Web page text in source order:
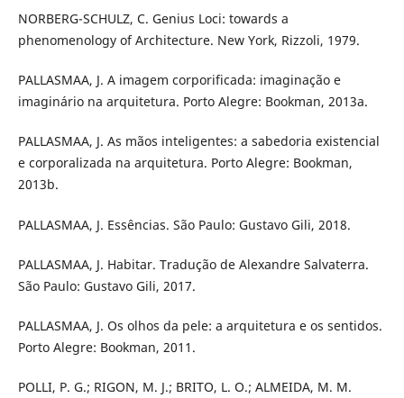
NORBERG-SCHULZ, C. Genius Loci: towards a
phenomenology of Architecture. New York, Rizzoli, 1979.
PALLASMAA, J. A imagem corporificada: imaginação e
imaginário na arquitetura. Porto Alegre: Bookman, 2013a.
PALLASMAA, J. As mãos inteligentes: a sabedoria existencial
e corporalizada na arquitetura. Porto Alegre: Bookman,
2013b.
PALLASMAA, J. Essências. São Paulo: Gustavo Gili, 2018.
PALLASMAA, J. Habitar. Tradução de Alexandre Salvaterra.
São Paulo: Gustavo Gili, 2017.
PALLASMAA, J. Os olhos da pele: a arquitetura e os sentidos.
Porto Alegre: Bookman, 2011.
POLLI, P. G.; RIGON, M. J.; BRITO, L. O.; ALMEIDA, M. M.